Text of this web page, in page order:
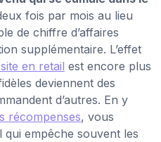
fois par mois au lieu
de chiffre d’affaires
supplémentaire. L’effet
en retail est encore plus
deviennent des
d’autres. En y
récompenses, vous
empêche souvent les